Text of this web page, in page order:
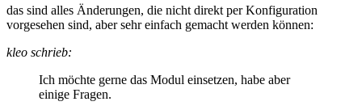
das sind alles Änderungen, die nicht direkt per Konfiguration
vorgesehen sind, aber sehr einfach gemacht werden können:
kleo schrieb:
Ich möchte gerne das Modul einsetzen, habe aber
einige Fragen.